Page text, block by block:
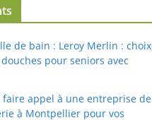
de bain : Leroy Merlin : choix
pour seniors avec
faire appel à une entreprise de
à Montpellier pour vos